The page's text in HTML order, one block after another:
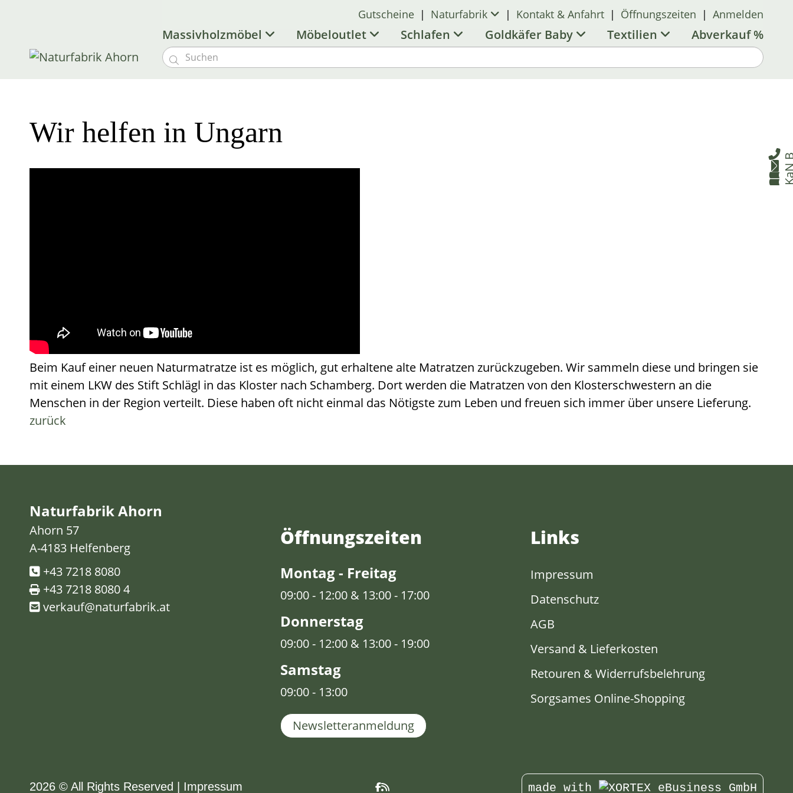



Gutscheine | Naturfabrik | Kontakt & Anfahrt | Öffnungszeiten | Anmelden
Massivholzmöbel Möbeloutlet Schlafen Goldkäfer Baby Textilien Abverkauf %

Wir helfen in Ungarn
Beim Kauf einer neuen Naturmatratze ist es möglich, gut erhaltene alte Matratzen zurückzugeben. Wir sammeln diese und bringen sie
mit einem LKW des Stift Schlägl in das Kloster nach Schamberg. Dort werden die Matratzen von den Klosterschwestern an die
Menschen in der Region verteilt. Diese haben oft nicht einmal das Nötigste zum Leben und freuen sich immer über unsere Lieferung.
zurück
Naturfabrik Ahorn
Ahorn 57
A-4183 Helfenberg
+43 7218 8080
+43 7218 8080 4
verkauf@naturfabrik.at
Öffnungs­zeiten
Montag - Freitag
09:00 - 12:00 & 13:00 - 17:00
Donnerstag
09:00 - 12:00 & 13:00 - 19:00
Samstag
09:00 - 13:00
Newsletteranmeldung
Links
Impressum
Datenschutz
AGB
Versand & Lieferkosten
Retouren & Widerrufsbelehrung
Sorgsames Online-Shopping
2026 © All Rights Reserved Impressum made with